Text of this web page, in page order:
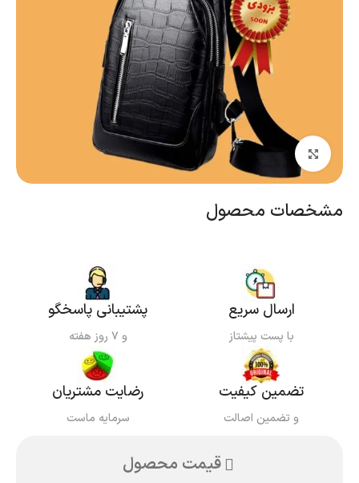
بزرگنمایی تصویر
مشخصات محصول
ارسال سریع
با پست پیشتاز
پشتیبانی پاسخگو
و ۷ روز هفته
تضمین کیفیت
و تضمین اصالت
رضایت مشتریان
سرمایه ماست
قیمت محصول